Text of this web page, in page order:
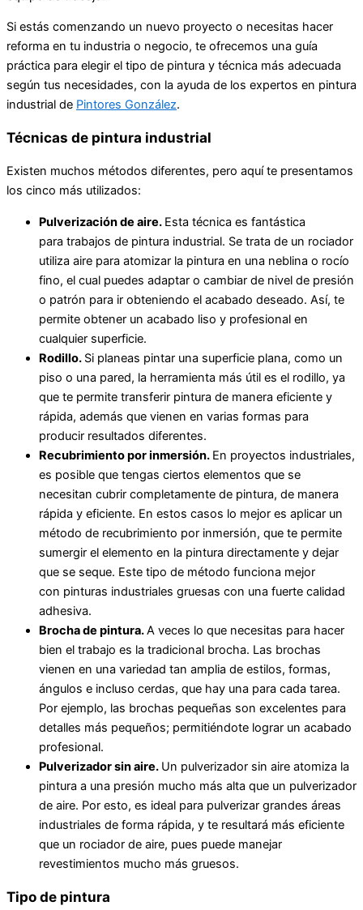
Si estás comenzando un nuevo proyecto o necesitas hacer
reforma en tu industria o negocio, te ofrecemos una guía
práctica para elegir el tipo de pintura y técnica más adecuada
según tus necesidades, con la ayuda de los expertos en pintura
industrial de Pintores González.
Técnicas de pintura industrial
Existen muchos métodos diferentes, pero aquí te presentamos
los cinco más utilizados:
Pulverización de aire. Esta técnica es fantástica
para trabajos de pintura industrial. Se trata de un rociador
utiliza aire para atomizar la pintura en una neblina o rocío
fino, el cual puedes adaptar o cambiar de nivel de presión
o patrón para ir obteniendo el acabado deseado. Así, te
permite obtener un acabado liso y profesional en
cualquier superficie.
Rodillo. Si planeas pintar una superficie plana, como un
piso o una pared, la herramienta más útil es el rodillo, ya
que te permite transferir pintura de manera eficiente y
rápida, además que vienen en varias formas para
producir resultados diferentes.
Recubrimiento por inmersión. En proyectos industriales,
es posible que tengas ciertos elementos que se
necesitan cubrir completamente de pintura, de manera
rápida y eficiente. En estos casos lo mejor es aplicar un
método de recubrimiento por inmersión, que te permite
sumergir el elemento en la pintura directamente y dejar
que se seque. Este tipo de método funciona mejor
con pinturas industriales gruesas con una fuerte calidad
adhesiva.
Brocha de pintura.A veces lo que necesitas para hacer
bien el trabajo es la tradicional brocha. Las brochas
vienen en una variedad tan amplia de estilos, formas,
ángulos e incluso cerdas, que hay una para cada tarea.
Por ejemplo, las brochas pequeñas son excelentes para
detalles más pequeños; permitiéndote lograr un acabado
profesional.
Pulverizador sin aire. Un pulverizador sin aire atomiza la
pintura a una presión mucho más alta que un pulverizador
de aire. Por esto, es ideal para pulverizar grandes áreas
industriales de forma rápida, y te resultará más eficiente
que un rociador de aire, pues puede manejar
revestimientos mucho más gruesos.
Tipo de pintura